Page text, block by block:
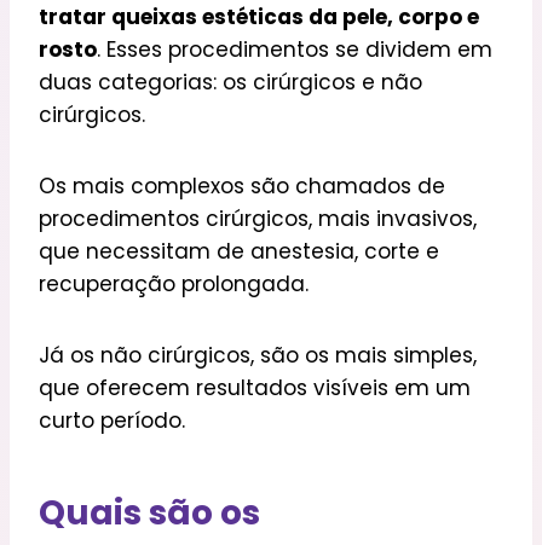
tratar queixas estéticas da pele, corpo e
rosto. Esses procedimentos se dividem em
duas categorias: os cirúrgicos e não
cirúrgicos.
Os mais complexos são chamados de
procedimentos cirúrgicos, mais invasivos,
que necessitam de anestesia, corte e
recuperação prolongada.
Já os não cirúrgicos, são os mais simples,
que oferecem resultados visíveis em um
curto período.
Quais são os